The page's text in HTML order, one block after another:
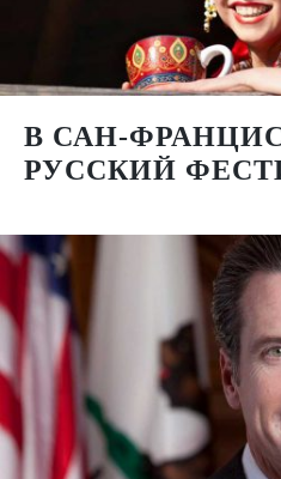
В САН-
РУССКИЙ